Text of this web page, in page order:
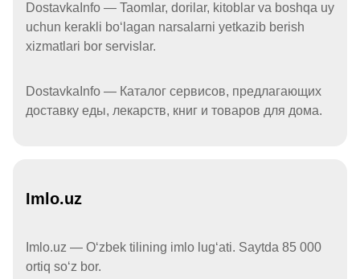
DostavkaInfo — Taomlar, dorilar, kitoblar va boshqa uy
uchun kerakli boʻlagan narsalarni yetkazib berish
xizmatlari bor servislar.
DostavkaInfo — Каталог сервисов, предлагающих
доставку еды, лекарств, книг и товаров для дома.
Imlo.uz
Imlo.uz — Oʻzbek tilining imlo lugʻati. Saytda 85 000
ortiq soʻz bor.